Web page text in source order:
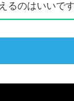
るのはいいです